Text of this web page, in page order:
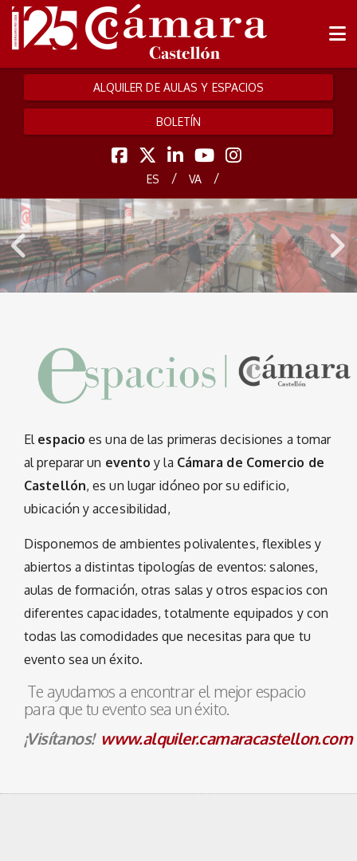
ALQUILER DE AULAS Y ESPACIOS
BOLETÍN
ES / VA /
El espacio es una de las primeras decisiones a tomar
al preparar un eventoy la Cámara de Comercio de
Castellón, es un lugar idóneo por su edificio,
ubicación y accesibilidad,
Disponemos de ambientes polivalentes, flexibles y
abiertos a distintas tipologías de eventos: salones,
aulas de formación, otras salas y otros espacios con
diferentes capacidades, totalmente equipados y con
todas las comodidades que necesitas para que tu
evento sea un éxito.
Te ayudamos a encontrar el mejor espacio
para que tu evento sea un éxito.
¡Visítanos! www.alquiler.camaracastellon.com